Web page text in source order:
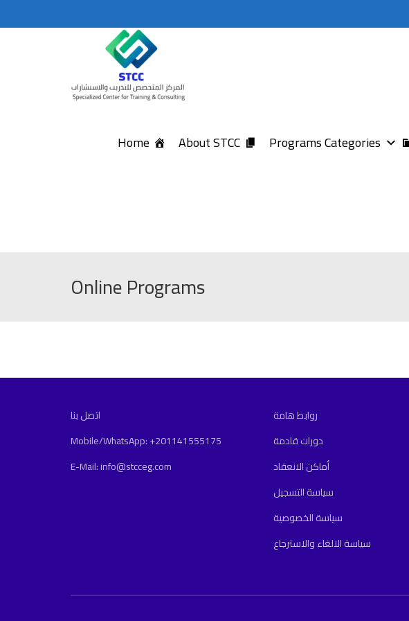
Home About STCC Programs Categories
Online Programs
اتصل بنا
Mobile/WhatsApp: +201141555175
E-Mail: info@stcceg.com
روابط هامة
دورات قادمة
أماكن الانعقاد
سياسة التسجيل
سياسة الخصوصية
سياسة الالغاء والاسترجاع